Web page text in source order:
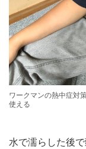
ワークマンの熱中症対
使える
水で濡らした後